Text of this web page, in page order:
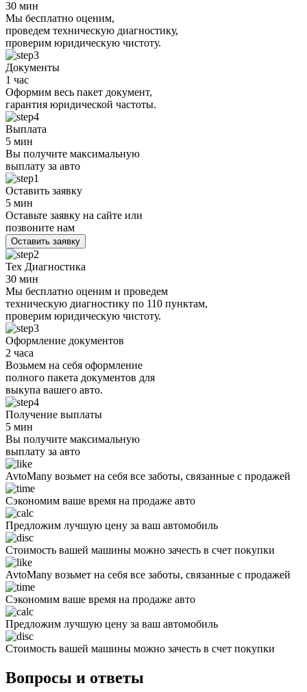
30 мин
Мы бесплатно оценим,
проведем техническую диагностику,
проверим юридическую чистоту.
Документы
1 час
Оформим весь пакет документ,
гарантия юридической частоты.
Выплата
5 мин
Вы получите максимальную
выплату за авто
Оставить заявку
5 мин
Оставьте заявку на сайте или
позвоните нам
Оставить заявку
Тех Диагностика
30 мин
Мы бесплатно оценим и проведем
техническую диагностику по 110 пунктам,
проверим юридическую чистоту.
Оформление документов
2 часа
Возьмем на себя оформление
полного пакета документов для
выкупа вашего авто.
Получение выплаты
5 мин
Вы получите максимальную
выплату за авто
AvtoMany возьмет на себя все заботы, связанные с продажей
Сэкономим ваше время на продаже авто
Предложим лучшую цену за ваш автомобиль
Стоимость вашей машины можно зачесть в счет покупки
AvtoMany возьмет на себя все заботы, связанные с продажей
Сэкономим ваше время на продаже авто
Предложим лучшую цену за ваш автомобиль
Стоимость вашей машины можно зачесть в счет покупки
Вопросы и ответы